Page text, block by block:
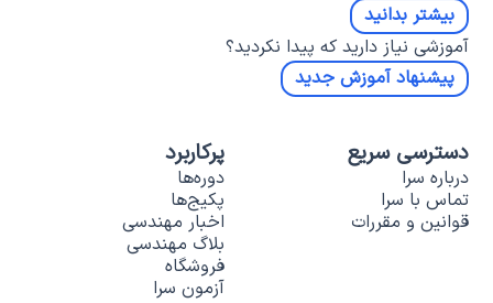
بیشتر بدانید
آموزشی نیاز دارید که پیدا نکردید؟
پیشنهاد آموزش جدید
دسترسی سریع
درباره سرا
تماس با سرا
قوانین و مقررات
پرکاربرد
دوره‌ها
پکیج‌ها
اخبار مهندسی
بلاگ مهندسی
فروشگاه
آزمون سرا